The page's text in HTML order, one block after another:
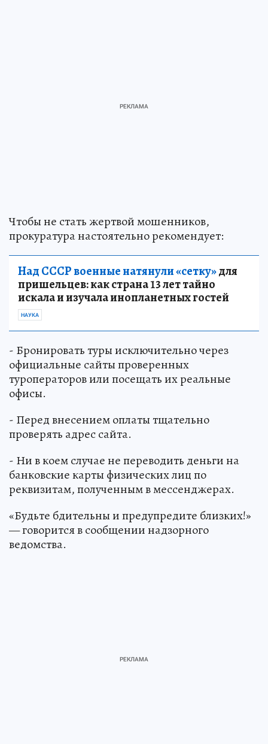
Чтобы не стать жертвой мошенников,
прокуратура настоятельно рекомендует:
Над СССР военные натянули «сетку»для
пришельцев: как страна 13 лет тайно
искала и изучала инопланетных гостей
НАУКА
- Бронировать туры исключительно через
официальные сайты проверенных
туроператоров или посещать их реальные
офисы.
- Перед внесением оплаты тщательно
проверять адрес сайта.
- Ни в коем случае не переводить деньги на
банковские карты физических лиц по
реквизитам, полученным в мессенджерах.
«Будьте бдительны и предупредите близких!»
— говорится в сообщении надзорного
ведомства.